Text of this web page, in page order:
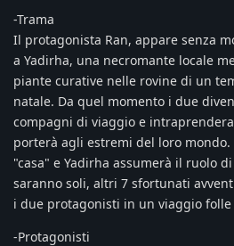
-Trama
Il protagonista Ran, appare senza
a Yadirha, una necromante locale
piante curative nelle rovine di un
natale. Da quel momento i due
compagni di viaggio e
porterà agli estremi del loro mondo.
"casa" e Yadirha assumerà il ruolo
saranno soli, altri 7 sfortunati
i due protagonisti in un viaggio folle
-Protagonisti